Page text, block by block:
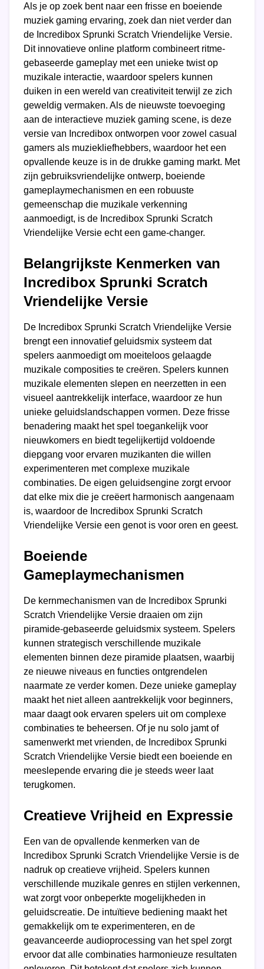
Als je op zoek bent naar een frisse en boeiende
muziek gaming ervaring, zoek dan niet verder dan
de Incredibox Sprunki Scratch Vriendelijke Versie.
Dit innovatieve online platform combineert ritme-
gebaseerde gameplay met een unieke twist op
muzikale interactie, waardoor spelers kunnen
duiken in een wereld van creativiteit terwijl ze zich
geweldig vermaken. Als de nieuwste toevoeging
aan de interactieve muziek gaming scene, is deze
versie van Incredibox ontworpen voor zowel casual
gamers als muziekliefhebbers, waardoor het een
opvallende keuze is in de drukke gaming markt. Met
zijn gebruiksvriendelijke ontwerp, boeiende
gameplaymechanismen en een robuuste
gemeenschap die muzikale verkenning
aanmoedigt, is de Incredibox Sprunki Scratch
Vriendelijke Versie echt een game-changer.
Belangrijkste Kenmerken van
Incredibox Sprunki Scratch
Vriendelijke Versie
De Incredibox Sprunki Scratch Vriendelijke Versie
brengt een innovatief geluidsmix systeem dat
spelers aanmoedigt om moeiteloos gelaagde
muzikale composities te creëren. Spelers kunnen
muzikale elementen slepen en neerzetten in een
visueel aantrekkelijk interface, waardoor ze hun
unieke geluidslandschappen vormen. Deze frisse
benadering maakt het spel toegankelijk voor
nieuwkomers en biedt tegelijkertijd voldoende
diepgang voor ervaren muzikanten die willen
experimenteren met complexe muzikale
combinaties. De eigen geluidsengine zorgt ervoor
dat elke mix die je creëert harmonisch aangenaam
is, waardoor de Incredibox Sprunki Scratch
Vriendelijke Versie een genot is voor oren en geest.
Boeiende
Gameplaymechanismen
De kernmechanismen van de Incredibox Sprunki
Scratch Vriendelijke Versie draaien om zijn
piramide-gebaseerde geluidsmix systeem. Spelers
kunnen strategisch verschillende muzikale
elementen binnen deze piramide plaatsen, waarbij
ze nieuwe niveaus en functies ontgrendelen
naarmate ze verder komen. Deze unieke gameplay
maakt het niet alleen aantrekkelijk voor beginners,
maar daagt ook ervaren spelers uit om complexe
combinaties te beheersen. Of je nu solo jamt of
samenwerkt met vrienden, de Incredibox Sprunki
Scratch Vriendelijke Versie biedt een boeiende en
meeslepende ervaring die je steeds weer laat
terugkomen.
Creatieve Vrijheid en Expressie
Een van de opvallende kenmerken van de
Incredibox Sprunki Scratch Vriendelijke Versie is de
nadruk op creatieve vrijheid. Spelers kunnen
verschillende muzikale genres en stijlen verkennen,
wat zorgt voor onbeperkte mogelijkheden in
geluidscreatie. De intuïtieve bediening maakt het
gemakkelijk om te experimenteren, en de
geavanceerde audioprocessing van het spel zorgt
ervoor dat alle combinaties harmonieuze resultaten